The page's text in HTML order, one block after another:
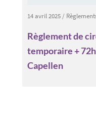
14 avril 2025/
Règlement de
temporaire + 72h
Capellen